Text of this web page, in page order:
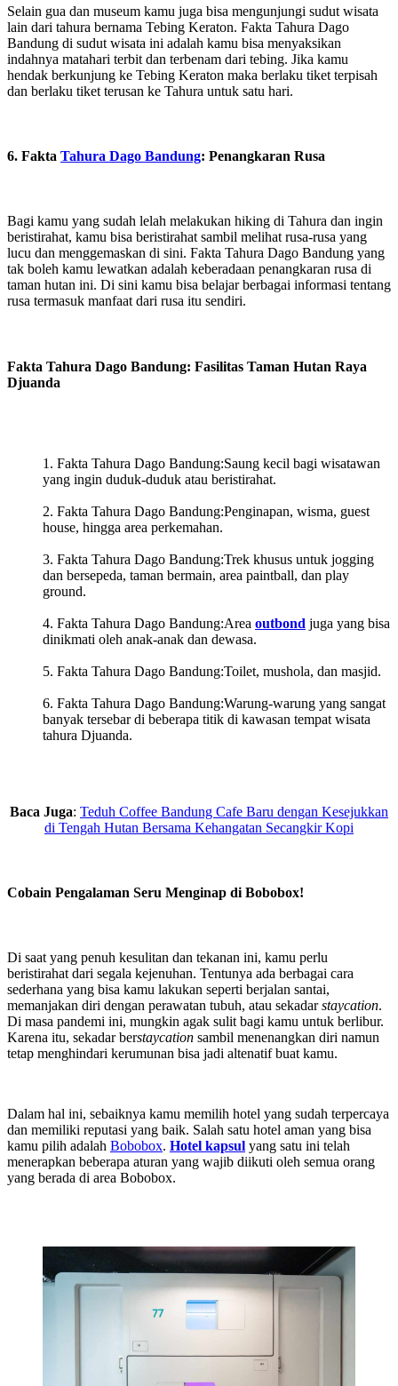
Selain gua dan museum kamu juga bisa mengunjungi sudut wisata
lain dari tahura bernama Tebing Keraton. Fakta Tahura Dago
Bandung di sudut wisata ini adalah kamu bisa menyaksikan
indahnya matahari terbit dan terbenam dari tebing. Jika kamu
hendak berkunjung ke Tebing Keraton maka berlaku tiket terpisah
dan berlaku tiket terusan ke Tahura untuk satu hari.
6. Fakta Tahura Dago Bandung: Penangkaran Rusa
Bagi kamu yang sudah lelah melakukan hiking di Tahura dan ingin
beristirahat, kamu bisa beristirahat sambil melihat rusa-rusa yang
lucu dan menggemaskan di sini. Fakta Tahura Dago Bandung yang
tak boleh kamu lewatkan adalah keberadaan penangkaran rusa di
taman hutan ini. Di sini kamu bisa belajar berbagai informasi tentang
rusa termasuk manfaat dari rusa itu sendiri.
Fakta Tahura Dago Bandung: Fasilitas Taman Hutan Raya
Djuanda
Fakta Tahura Dago Bandung:Saung kecil bagi wisatawan
yang ingin duduk-duduk atau beristirahat.
Fakta Tahura Dago Bandung:Penginapan, wisma, guest
house, hingga area perkemahan.
Fakta Tahura Dago Bandung:Trek khusus untuk jogging
dan bersepeda, taman bermain, area paintball, dan play
ground.
Fakta Tahura Dago Bandung:Area outbond juga yang bisa
dinikmati oleh anak-anak dan dewasa.
Fakta Tahura Dago Bandung:Toilet, mushola, dan masjid.
Fakta Tahura Dago Bandung:Warung-warung yang sangat
banyak tersebar di beberapa titik di kawasan tempat wisata
tahura Djuanda.
Baca Juga: Teduh Coffee Bandung Cafe Baru dengan Kesejukkan
di Tengah Hutan Bersama Kehangatan Secangkir Kopi
Cobain Pengalaman Seru Menginap di Bobobox!
Di saat yang penuh kesulitan dan tekanan ini, kamu perlu
beristirahat dari segala kejenuhan. Tentunya ada berbagai cara
sederhana yang bisa kamu lakukan seperti berjalan santai,
memanjakan diri dengan perawatan tubuh, atau sekadarstaycation.
Di masa pandemi ini, mungkin agak sulit bagi kamu untuk berlibur.
Karena itu, sekadar berstaycation sambil menenangkan diri namun
tetap menghindari kerumunan bisa jadi altenatif buat kamu.
Dalam hal ini, sebaiknya kamu memilih hotel yang sudah terpercaya
dan memiliki reputasi yang baik. Salah satu hotel aman yang bisa
kamu pilih adalah Bobobox. Hotel kapsul yang satu ini telah
menerapkan beberapa aturan yang wajib diikuti oleh semua orang
yang berada di area Bobobox.